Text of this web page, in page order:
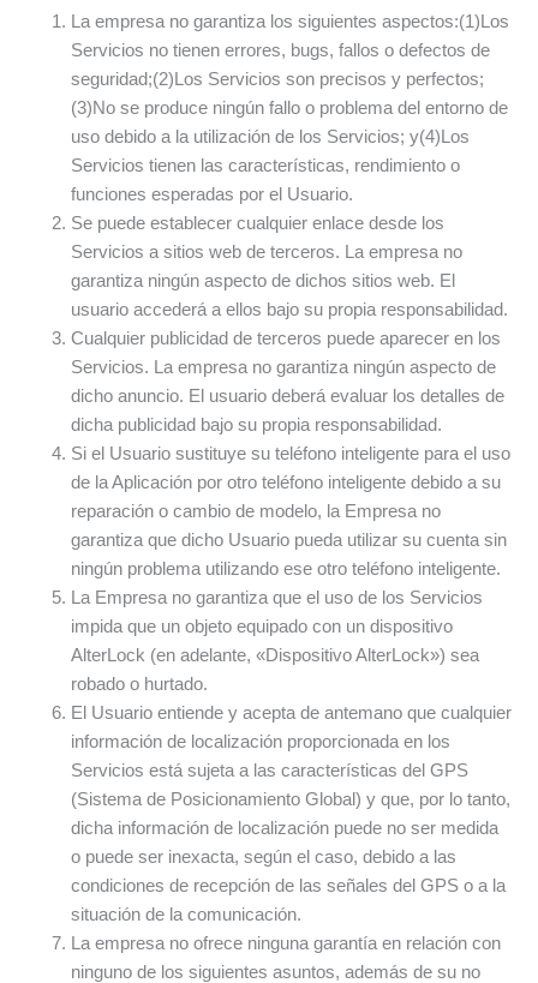
La empresa no garantiza los siguientes aspectos:(1)Los
Servicios no tienen errores, bugs, fallos o defectos de
seguridad;(2)Los Servicios son precisos y perfectos;
(3)No se produce ningún fallo o problema del entorno de
uso debido a la utilización de los Servicios; y(4)Los
Servicios tienen las características, rendimiento o
funciones esperadas por el Usuario.
Se puede establecer cualquier enlace desde los
Servicios a sitios web de terceros. La empresa no
garantiza ningún aspecto de dichos sitios web. El
usuario accederá a ellos bajo su propia responsabilidad.
Cualquier publicidad de terceros puede aparecer en los
Servicios. La empresa no garantiza ningún aspecto de
dicho anuncio. El usuario deberá evaluar los detalles de
dicha publicidad bajo su propia responsabilidad.
Si el Usuario sustituye su teléfono inteligente para el uso
de la Aplicación por otro teléfono inteligente debido a su
reparación o cambio de modelo, la Empresa no
garantiza que dicho Usuario pueda utilizar su cuenta sin
ningún problema utilizando ese otro teléfono inteligente.
La Empresa no garantiza que el uso de los Servicios
impida que un objeto equipado con un dispositivo
AlterLock (en adelante, «Dispositivo AlterLock») sea
robado o hurtado.
El Usuario entiende y acepta de antemano que cualquier
información de localización proporcionada en los
Servicios está sujeta a las características del GPS
(Sistema de Posicionamiento Global) y que, por lo tanto,
dicha información de localización puede no ser medida
o puede ser inexacta, según el caso, debido a las
condiciones de recepción de las señales del GPS o a la
situación de la comunicación.
La empresa no ofrece ninguna garantía en relación con
ninguno de los siguientes asuntos, además de su no